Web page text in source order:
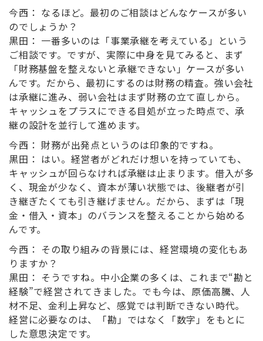
今西： なるほど。最初のご相談はどんなケースが多い
のでしょうか？
黒田： 一番多いのは「事業承継を考えている」という
ご相談です。ですが、実際に中身を見てみると、まず
「財務基盤を整えないと承継できない」ケースが多い
んです。だから、最初にするのは財務の精査。強い会社
は承継に進み、弱い会社はまず財務の立て直しから。
キャッシュをプラスにできる目処が立った時点で、承
継の設計を並行して進めます。
今西： 財務が出発点というのは印象的ですね。
黒田： はい。経営者がどれだけ想いを持っていても、
キャッシュが回らなければ承継は止まります。借入が多
く、現金が少なく、資本が薄い状態では、後継者が引
き継ぎたくても引き継げません。だから、まずは「現
金・借入・資本」のバランスを整えることから始める
んです。
今西： その取り組みの背景には、経営環境の変化もあ
りますか？
黒田： そうですね。中小企業の多くは、これまで“勘と
経験”で経営されてきました。でも今は、原価高騰、人
材不足、金利上昇など、感覚では判断できない時代。
経営に必要なのは、「勘」ではなく「数字」をもとに
した意思決定です。